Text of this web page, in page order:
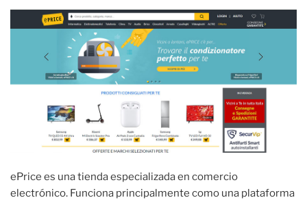
ePrice es una tienda especializada en comercio
electrónico. Funciona principalmente como una plataforma